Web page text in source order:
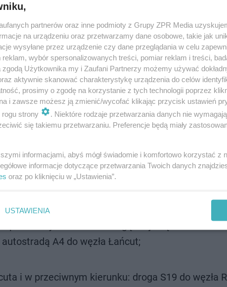
w przeciwną stronę: autostradą A4 do węzła
przeciwnym kierunku: drogą krajową nr 94 w
A4 do węzła Łańcut;
i w przeciwnym kierunku: droga S19 do węzła
partnerów oraz inne podmioty z Grupy ZPR Media
na urządzeniu oraz przetwarzamy dane osobowe, takie jak
wysyłane przez urządzenie czy dane przeglądania w celu
wybór spersonalizowanych treści, pomiar reklam i treści,
zgodą Użytkownika my i Zaufani Partnerzy możemy używać
aktywnie skanować charakterystykę urządzenia do celów
prosimy o zgodę na korzystanie z tych technologii poprzez
i zawsze możesz ją zmienić/wycofać klikając przycisk ustawień
strony
. Niektóre rodzaje przetwarzania danych nie
się takiemu przetwarzaniu. Preferencje będą miały
informacjami, abyś mógł świadomie i komfortowo korzystać z
informacje dotyczące przetwarzania Twoich danych
oraz po kliknięciu w „Ustawienia”.
USTAWIENIA